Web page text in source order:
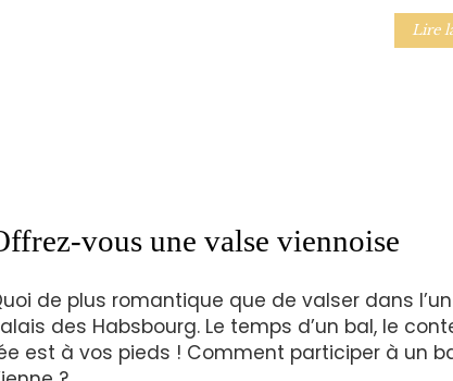
Lire
vous une valse viennoise
de plus romantique que de valser dans
des Habsbourg. Le temps d’un bal, le
est à vos pieds ! Comment participer à un